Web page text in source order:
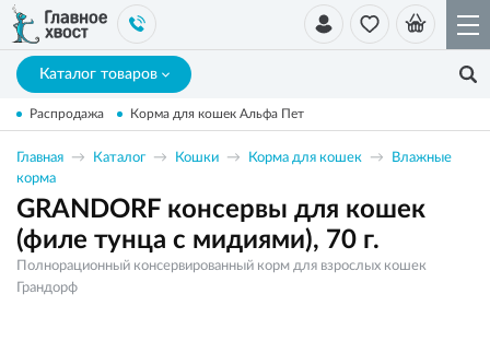
Каталог товаров
Распродажа Корма для кошек Альфа Пет
Главная Каталог Кошки Корма для кошек
Влажные
корма
GRANDORF консервы для кошек
(филе тунца с мидиями), 70 г.
Полнорационный консервированный корм для взрослых кошек
Грандорф